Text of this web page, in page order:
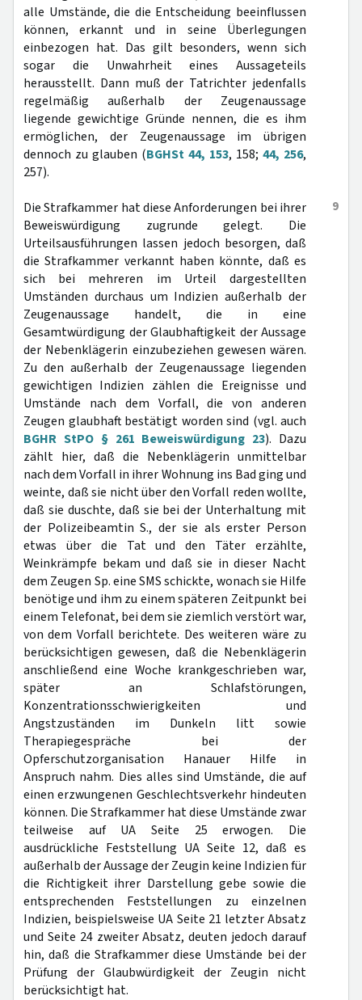
alle Umstände, die die Entscheidung beeinflussen
können, erkannt und in seine Überlegungen
einbezogen hat. Das gilt besonders, wenn sich
sogar die Unwahrheit eines Aussageteils
herausstellt. Dann muß der Tatrichter jedenfalls
regelmäßig außerhalb der Zeugenaussage
liegende gewichtige Gründe nennen, die es ihm
ermöglichen, der Zeugenaussage im übrigen
dennoch zu glauben (BGHSt 44, 153, 158; 44, 256,
257).
9
Die Strafkammer hat diese Anforderungen bei ihrer
Beweiswürdigung zugrunde gelegt. Die
Urteilsausführungen lassen jedoch besorgen, daß
die Strafkammer verkannt haben könnte, daß es
sich bei mehreren im Urteil dargestellten
Umständen durchaus um Indizien außerhalb der
Zeugenaussage handelt, die in eine
Gesamtwürdigung der Glaubhaftigkeit der Aussage
der Nebenklägerin einzubeziehen gewesen wären.
Zu den außerhalb der Zeugenaussage liegenden
gewichtigen Indizien zählen die Ereignisse und
Umstände nach dem Vorfall, die von anderen
Zeugen glaubhaft bestätigt worden sind (vgl. auch
BGHR StPO § 261 Beweiswürdigung 23). Dazu
zählt hier, daß die Nebenklägerin unmittelbar
nach dem Vorfall in ihrer Wohnung ins Bad ging und
weinte, daß sie nicht über den Vorfall reden wollte,
daß sie duschte, daß sie bei der Unterhaltung mit
der Polizeibeamtin S., der sie als erster Person
etwas über die Tat und den Täter erzählte,
Weinkrämpfe bekam und daß sie in dieser Nacht
dem Zeugen Sp. eine SMS schickte, wonach sie Hilfe
benötige und ihm zu einem späteren Zeitpunkt bei
einem Telefonat, bei dem sie ziemlich verstört war,
von dem Vorfall berichtete. Des weiteren wäre zu
berücksichtigen gewesen, daß die Nebenklägerin
anschließend eine Woche krankgeschrieben war,
später an Schlafstörungen,
Konzentrationsschwierigkeiten und
Angstzuständen im Dunkeln litt sowie
Therapiegespräche bei der
Opferschutzorganisation Hanauer Hilfe in
Anspruch nahm. Dies alles sind Umstände, die auf
einen erzwungenen Geschlechtsverkehr hindeuten
können. Die Strafkammer hat diese Umstände zwar
teilweise auf UA Seite 25 erwogen. Die
ausdrückliche Feststellung UA Seite 12, daß es
außerhalb der Aussage der Zeugin keine Indizien für
die Richtigkeit ihrer Darstellung gebe sowie die
entsprechenden Feststellungen zu einzelnen
Indizien, beispielsweise UA Seite 21 letzter Absatz
und Seite 24 zweiter Absatz, deuten jedoch darauf
hin, daß die Strafkammer diese Umstände bei der
Prüfung der Glaubwürdigkeit der Zeugin nicht
berücksichtigt hat.